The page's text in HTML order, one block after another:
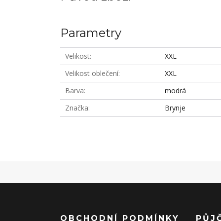
Parametry
Velikost
XXL
Velikost oblečení
XXL
Barva
modrá
Značka
Brynje
OBCHODNÍ PODMÍNKY